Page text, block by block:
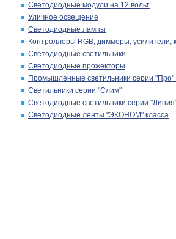
Светодиодные модули на 12 вольт
Уличное освещение
Светодиодные лампы
Контроллеры RGB, диммеры, усилители,
Светодиодные светильники
Светодиодные прожекторы
Промышленные светильники серии
Светильники серии "Слим"
Светодиодные светильники серии
Светодиодные ленты "ЭКОНОМ" класса